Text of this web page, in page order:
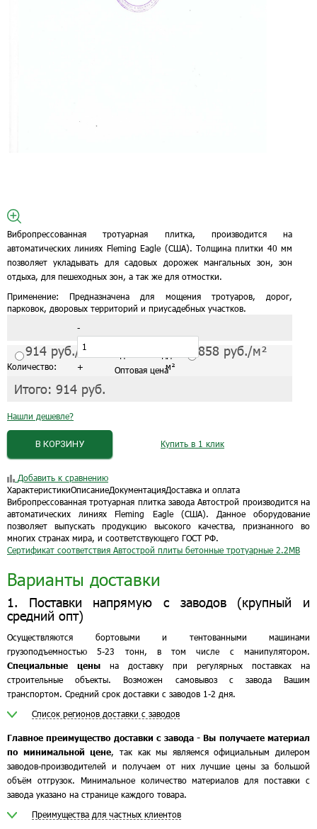
Вибропрессованная тротуарная плитка, производится на
автоматических линиях Fleming Eagle (США). Толщина плитки 40 мм
позволяет укладывать для садовых дорожек мангальных зон, зон
отдыха, для пешеходных зон, а так же для отмостки.
Применение:Предназначена для мощения тротуаров, дорог,
парковок, дворовых территорий и приусадебных участков.
Количество:
-
+ м²
914 руб./м² 858 руб./м²
Оптовая цена
Итого: 914 руб.
Нашли дешевле?
Купить в 1 клик
В КОРЗИНУ
Добавить к сравнению
ХарактеристикиОписаниеДокументацияДоставка и оплата
Вибропрессованная тротуарная плитка завода Автострой производится на
автоматических линиях Fleming Eagle (США). Данное оборудование
позволяет выпускать продукцию высокого качества, признанного во
многих странах мира, и соответствующего ГОСТ РФ.
Сертификат соответствия Автострой плиты бетонные тротуарные 2.2MB
Варианты доставки
1. Поставки напрямую с заводов (крупный и
средний опт)
Осуществляются бортовыми и тентованными машинами
грузоподъемностью 5-23 тонн, в том числе с манипулятором.
Специальные цены на доставку при регулярных поставках на
строительные объекты. Возможен самовывоз с завода Вашим
транспортом. Средний срок доставки с заводов 1-2 дня.
Список регионов доставки с заводов
Главное преимущество доставки с завода - Вы получаете материал
по минимальной цене, так как мы являемся официальным дилером
заводов-производителей и получаем от них лучшие цены за большой
объём отгрузок. Минимальное количество материалов для поставки с
завода указано на странице каждого товара.
Преимущества для частных клиентов